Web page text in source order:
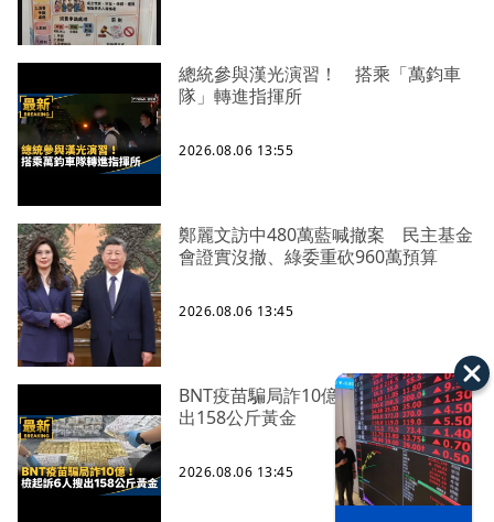
總統參與漢光演習！ 搭乘「萬鈞車
隊」轉進指揮所
2026.08.06 13:55
鄭麗文訪中480萬藍喊撤案 民主基金
會證實沒撤、綠委重砍960萬預算
2026.08.06 13:45
BNT疫苗騙局詐10億！ 檢起訴6人搜
出158公斤黃金
2026.08.06 13:45